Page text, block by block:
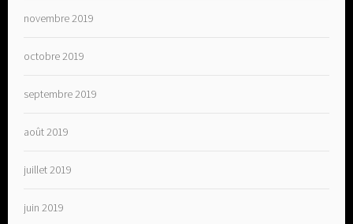
novembre 2019
octobre 2019
septembre 2019
août 2019
juillet 2019
juin 2019